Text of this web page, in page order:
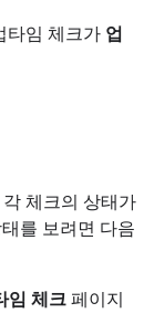
타임 체크가 업
체크의 상태가
를 보려면 다음
임 체크 페이지